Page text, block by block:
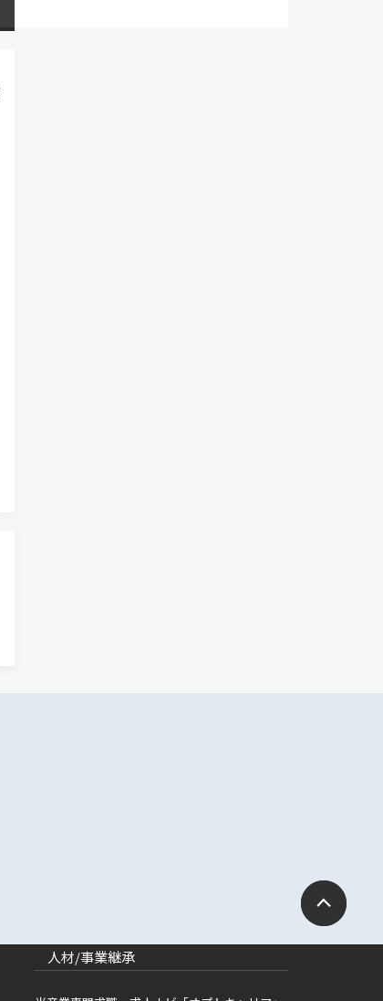
人材/事業継承